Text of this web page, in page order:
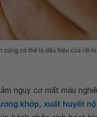
cũng có thể là dấu hiệu của rối
nguy cơ mất máu
khớp, xuất huyết